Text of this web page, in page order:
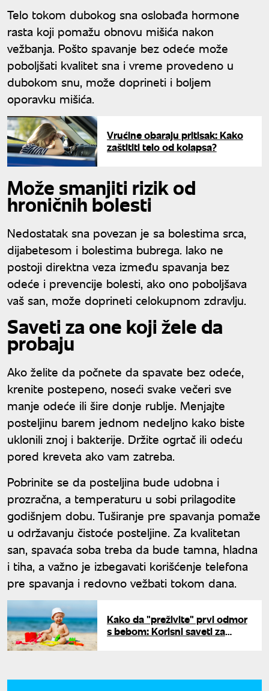
Telo tokom dubokog sna oslobađa hormone
rasta koji pomažu obnovu mišića nakon
vežbanja. Pošto spavanje bez odeće može
poboljšati kvalitet sna i vreme provedeno u
dubokom snu, može doprineti i boljem
oporavku mišića.
Vrućine obaraju pritisak: Kako
zaštititi telo od kolapsa?
Može smanjiti rizik od
hroničnih bolesti
Nedostatak sna povezan je sa bolestima srca,
dijabetesom i bolestima bubrega. Iako ne
postoji direktna veza između spavanja bez
odeće i prevencije bolesti, ako ono poboljšava
vaš san, može doprineti celokupnom zdravlju.
Saveti za one koji žele da
probaju
Ako želite da počnete da spavate bez odeće,
krenite postepeno, noseći svake večeri sve
manje odeće ili šire donje rublje. Menjajte
posteljinu barem jednom nedeljno kako biste
uklonili znoj i bakterije. Držite ogrtač ili odeću
pored kreveta ako vam zatreba.
Pobrinite se da posteljina bude udobna i
prozračna, a temperaturu u sobi prilagodite
godišnjem dobu. Tuširanje pre spavanja pomaže
u održavanju čistoće posteljine. Za kvalitetan
san, spavaća soba treba da bude tamna, hladna
i tiha, a važno je izbegavati korišćenje telefona
pre spavanja i redovno vežbati tokom dana.
Kako da "preživite" prvi odmor
s bebom: Korisni saveti za